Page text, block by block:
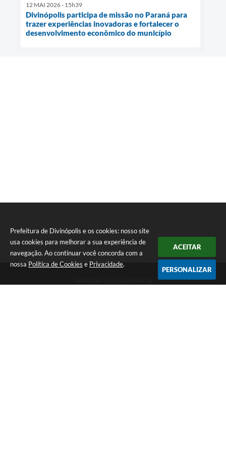
Prefeitura de Divinópolis e os cookies: nosso site
usa cookies para melhorar a sua experiência de
navegação. Ao continuar você concorda com a
nossa Política de Cookies e Privacidade.
ACEITAR
PERSONALIZAR
12 MAI 2026 - 15h39
Divinópolis participa de missão no Paraná para
trazer experiências inovadoras e fortalecer o
desenvolvimento econômico do município